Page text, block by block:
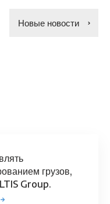
Новые новости
грузов,
Group.